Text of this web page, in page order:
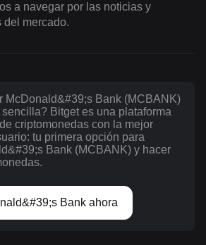
a navegar por las noticias y
del mercado.
McDonald&#39;s Bank (MCBANK)
Bitget es una plataforma
criptomonedas con la mejor
tu primera opción para
Bank (MCBANK) y hacer
Bank ahora